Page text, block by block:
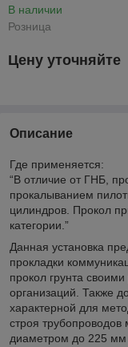
В наличии
Розница
Цену уточняйте
Описание
Где применяется:
“В отличие от ГНБ,
прокалыванием
цилиндров. Прокол
категории.”
Данная установка
прокладки
прокол грунта
организаций. Также
характерной для
строя
диаметром до 225 мм